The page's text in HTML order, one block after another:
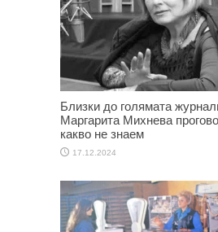
Близки до голямата
Маргарита Михнева
какво не знаем
17.12.2024